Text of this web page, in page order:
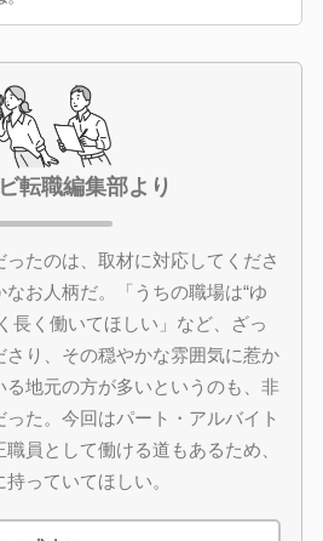
転職編集部より
たのは、取材に対応してくださ
お人柄だ。「うちの職場は“ゆ
長く働いてほしい」など、ざっ
さり、その穏やかな雰囲気に惹か
る地元の方が多いというのも、非
た。今回はパート・アルバイト
員として働ける道もあるため、
っていてほしい。